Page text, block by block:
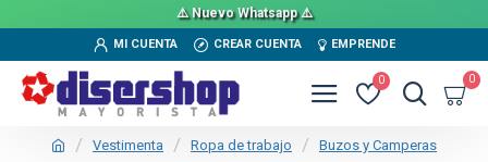
⚠️ Nuevo Whatsapp ⚠️
MI CUENTA CREAR CUENTA EMPRENDE
0 0
Vestimenta Ropa de trabajo
Buzos y Camperas